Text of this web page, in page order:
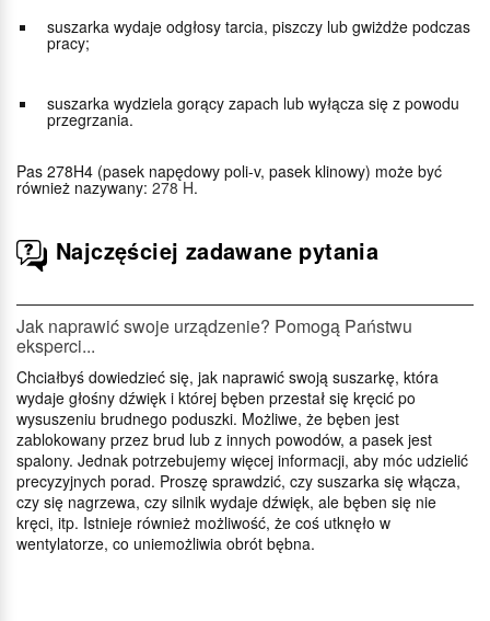
suszarka wydaje odgłosy tarcia, piszczy lub gwiżdże podczas
pracy;
suszarka wydziela gorący zapach lub wyłącza się z powodu
przegrzania.
Pas 278H4 (pasek napędowy poli-v, pasek klinowy) może być
również nazywany: 278 H.
Najczęściej zadawane pytania
Jak naprawić swoje urządzenie? Pomogą Państwu
eksperci...
Chciałbyś dowiedzieć się, jak naprawić swoją suszarkę, która
wydaje głośny dźwięk i której bęben przestał się kręcić po
wysuszeniu brudnego poduszki. Możliwe, że bęben jest
zablokowany przez brud lub z innych powodów, a pasek jest
spalony. Jednak potrzebujemy więcej informacji, aby móc udzielić
precyzyjnych porad. Proszę sprawdzić, czy suszarka się włącza,
czy się nagrzewa, czy silnik wydaje dźwięk, ale bęben się nie
kręci, itp. Istnieje również możliwość, że coś utknęło w
wentylatorze, co uniemożliwia obrót bębna.